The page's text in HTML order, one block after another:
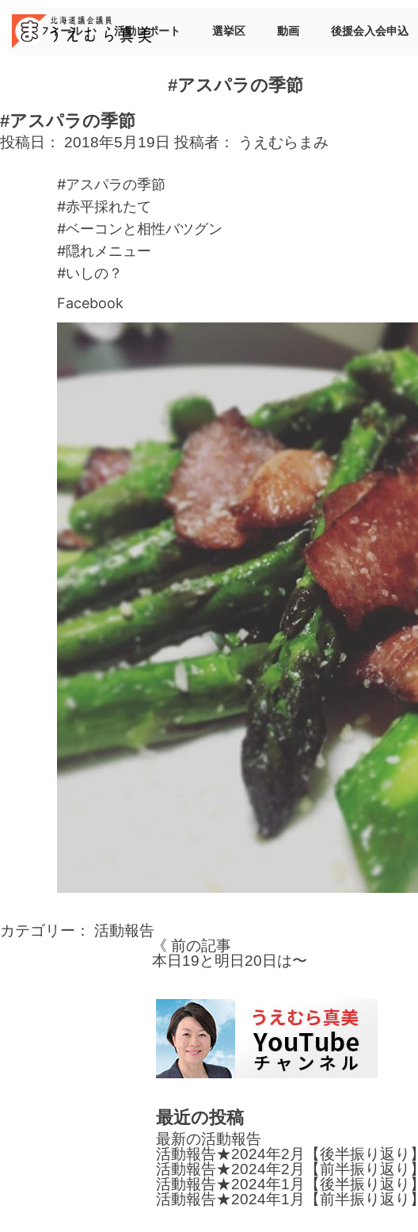
content
プロフィール 活動レポート 選挙区 動画 後援会入会申込
#アスパラの季節
#アスパラの季節
投稿日： 2018年5月19日 投稿者： うえむらまみ
#アスパラの季節
#赤平採れたて
#ベーコンと相性バツグン
#隠れメニュー
#いしの？
Facebook
カテゴリー： 活動報告
投
ナ
ビ
ゲ
シ
ョ
ン
《 前の記事
本日19と明日20日は〜
最近の投稿
最新の活動報告
活動報告★2024年2月【後半振り返り】
活動報告★2024年2月【前半振り返り】
活動報告★2024年1月【後半振り返り】
活動報告★2024年1月【前半振り返り】